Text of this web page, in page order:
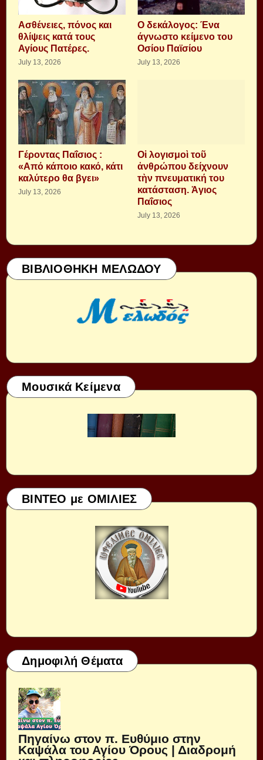
Aσθένειες, πόνος και
θλίψεις κατά τους
Αγίους Πατέρες.
July 13, 2026
Ο δεκάλογος: Ένα
άγνωστο κείμενο του
Οσίου Παϊσίου
July 13, 2026
Γέροντας Παΐσιος :
«Από κάποιο κακό, κάτι
καλύτερο θα βγει»
July 13, 2026
Οἱ λογισμοὶ τοῦ
ἀνθρώπου δείχνουν
τὴν πνευματική του
κατάσταση. Ἁγιος
Παΐσιος
July 13, 2026
ΒΙΒΛΙΟΘΗΚΗ ΜΕΛΩΔΟΥ
Μουσικά Κείμενα
ΒΙΝΤΕΟ με ΟΜΙΛΙΕΣ
Δημοφιλή Θέματα
Πηγαίνω στον π. Ευθύμιο στην
Καψάλα του Αγίου Όρους | Διαδρομή